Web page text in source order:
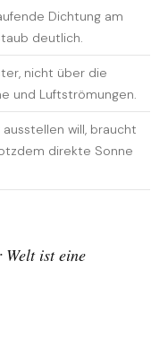
Dichtung am
deutlich.
nicht über die
und Luftströmungen.
ausstellen will, braucht
direkte Sonne
Welt ist eine